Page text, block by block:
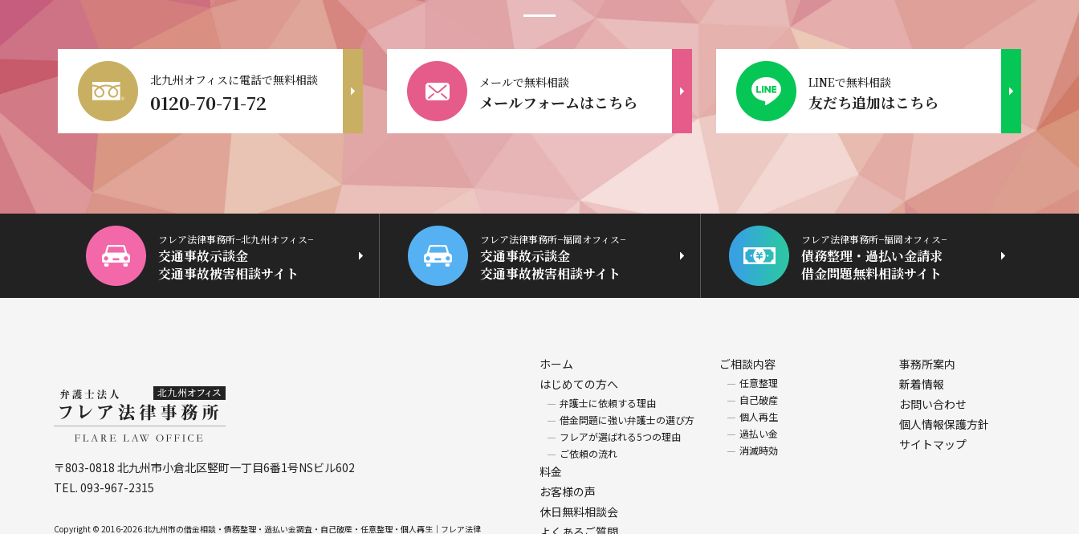
北九州オフィスに電話で無料相談
0120-70-71-72
メールで無料相談
メールフォームはこちら
LINEで無料相談
友だち追加はこちら
フレア法律事務所−北九州オフィス−
交通事故示談金
交通事故被害相談サイト
フレア法律事務所−福岡オフィス−
交通事故示談金
交通事故被害相談サイト
フレア法律事務所−福岡オフィス−
債務整理・過払い金請求
借金問題無料相談サイト
〒803-0818 北九州市小倉北区竪町一丁目6番1号NSビル602
TEL. 093-967-2315
Copyright © 2016-2026 北九州市の借金相談・債務整理・過払い金調査・自己破産・任意整理・個人再生｜フレア法律
ホーム
はじめての方へ
弁護士に依頼する理由
借金問題に強い弁護士の選び方
フレアが選ばれる5つの理由
ご依頼の流れ
料金
お客様の声
休日無料相談会
ご相談内容
任意整理
自己破産
個人再生
過払い金
消滅時効
事務所案内
新着情報
お問い合わせ
個人情報保護方針
サイトマップ